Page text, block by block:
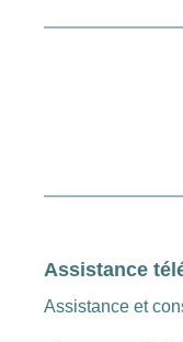
Assistance
Assistance et